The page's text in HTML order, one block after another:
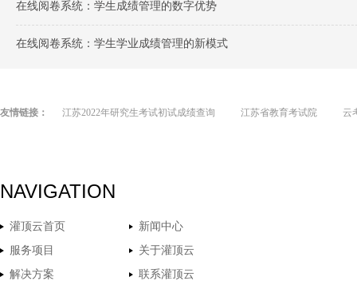
在线阅卷系统：学生成绩管理的数字优势
在线阅卷系统：学生学业成绩管理的新模式
友情链接： 江苏2022年研究生考试初试成绩查询 江苏省教育考试院 云
NAVIGATION
灌顶云首页
新闻中心
服务项目
关于灌顶云
解决方案
联系灌顶云